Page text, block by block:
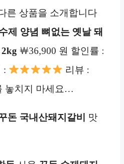
른 상품을 소개합니다
제 양념 뼈없는 옛날 돼
￦36,900 원 할인률 :
:
리뷰 :
놓치지 마세요…
돈 국내산돼지갈비
맛